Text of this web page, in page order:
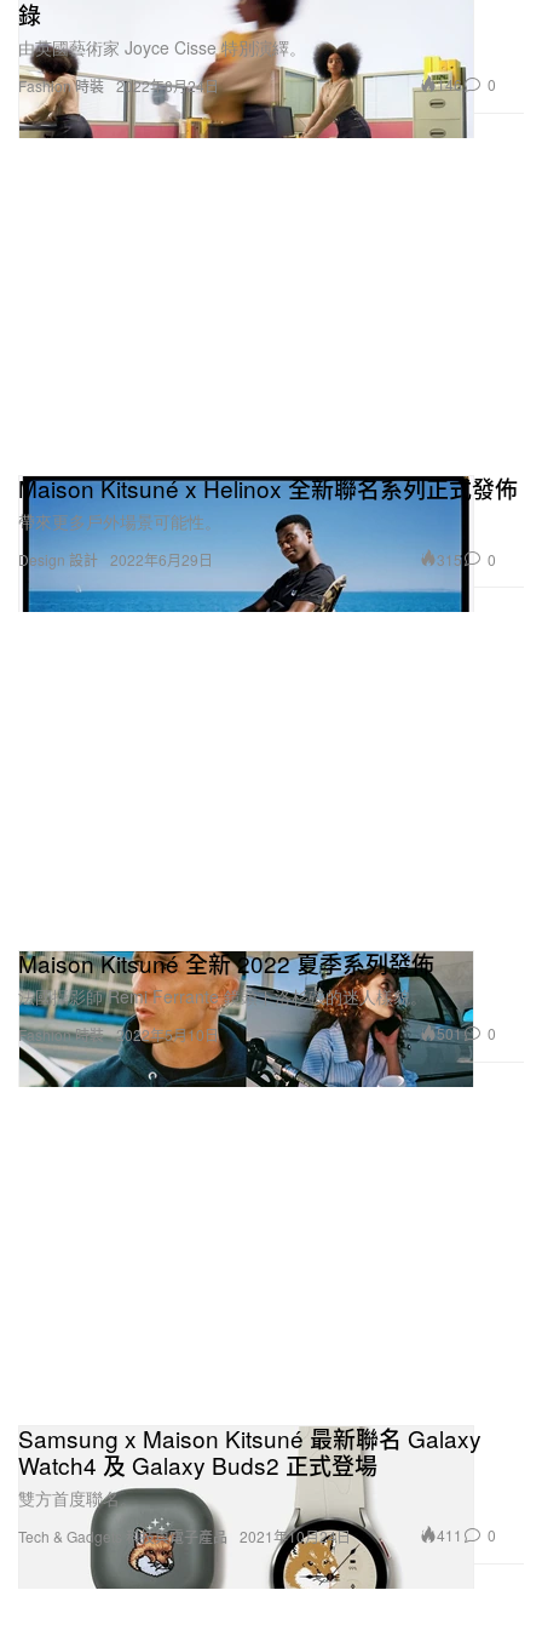
Fashion 時裝
錄
由英國藝術家 Joyce Cisse 特別演繹。
2022年8月24日 146 0
Design 設計
Maison Kitsuné x Helinox 全新聯名系列正式發佈
帶來更多戶外場景可能性。
2022年6月29日 315 0
Fashion 時裝
Maison Kitsuné 全新 2022 夏季系列發佈
法國攝影師 Rémi Ferrante 鏡頭下洛杉磯的迷人樣貌。
2022年5月10日 501 0
Tech & Gadgets 科技與電子產品
Samsung x Maison Kitsuné 最新聯名 Galaxy
Watch4 及 Galaxy Buds2 正式登場
雙方首度聯名。
2021年10月24日 411 0